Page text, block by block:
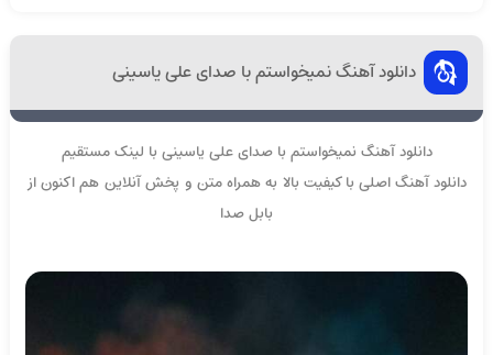
دانلود آهنگ نمیخواستم با صدای علی یاسینی
دانلود آهنگ نمیخواستم با صدای علی یاسینی با لینک مستقیم
دانلود آهنگ اصلی با کیفیت بالا به همراه متن و پخش آنلاین هم اکنون از
بابل صدا